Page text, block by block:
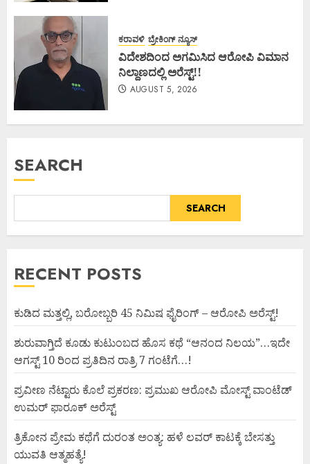
ಕರಾವಳಿ ಬ್ರೇಕಿಂಗ್ ನ್ಯೂಸ್
ವಿದೇಶದಿಂದ ಅಗಮಿಸಿದ ಆರೋಪಿ ವಿಮಾನ
ನಿಲ್ದಾಣದಲ್ಲಿ ಅರೆಸ್ಟ್‌!!
AUGUST 5, 2026
SEARCH
SEARCH
RECENT POSTS
ಕುಡಿದ ಮತ್ತಲ್ಲಿ, ಬರೋಬ್ಬರಿ 45 ನಿಮಿಷ ಫೈರಿಂಗ್ – ಆರೋಪಿ ಅರೆಸ್ಟ್!
ಶುರುವಾಗ್ತಿದೆ ಕೂಡು ಕುಟುಂಬದ ಹೊಸ ಕಥೆ “ಆನಂದ ನಿಲಯ”…ಇದೇ
ಆಗಸ್ಟ್ 10 ರಿಂದ ಪ್ರತಿದಿನ ರಾತ್ರಿ 7 ಗಂಟೆಗೆ…!
ಪ್ರವೀಣ ನೆಟ್ಟಾರು ಕೊಲೆ ಪ್ರಕರಣ: ಪ್ರಮುಖ ಆರೋಪಿ ಮೋಸ್ಟ್ ವಾಂಟೆಡ್
ಉಮರ್ ಫಾರೂಕ್ ಅರೆಸ್ಟ್
ತ್ರಿಕೋನ ಪ್ರೇಮ ಕಥೆಗೆ ದುರಂತ ಅಂತ್ಯ: ಹಳೆ ಲವರ್ ಕಾಟಕ್ಕೆ ಬೇಸತ್ತು
ಯುವತಿ ಆತ್ಮಹತ್ಯೆ!